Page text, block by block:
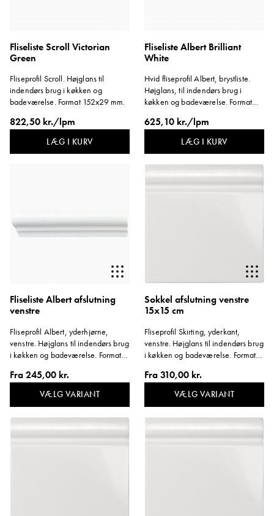
Fliseliste Scroll Victorian
Green
Fliseprofil Scroll. Højglans til
indendørs brug i køkken og
badeværelse. Format 152x29 mm.
822,50 kr./lpm
LÆG I KURV
Fliseliste Albert Brilliant
White
Hvid fliseprofil Albert, brystliste.
Højglans, til indendørs brug i
køkken og badeværelse. Format
625,10 kr./lpm
LÆG I KURV
Fliseliste Albert afslutning
venstre
Fliseprofil Albert, yderhjørne,
venstre. Højglans til indendørs brug
i køkken og badeværelse. Format
Fra245,00 kr.
VÆLG VARIANT
Sokkel afslutning venstre
15x15 cm
Fliseprofil Skirting, yderkant,
venstre. Højglans til indendørs brug
i køkken og badeværelse. Format
Fra310,00 kr.
VÆLG VARIANT